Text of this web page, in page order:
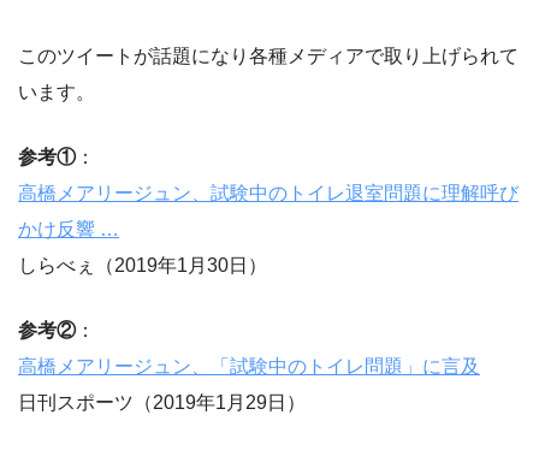
このツイートが話題になり各種メディアで取り上げられて
います。
参考①：
高橋メアリージュン、試験中のトイレ退室問題に理解呼び
かけ反響 …
しらべぇ（2019年1月30日）
参考②：
高橋メアリージュン、「試験中のトイレ問題」に言及
日刊スポーツ（2019年1月29日）